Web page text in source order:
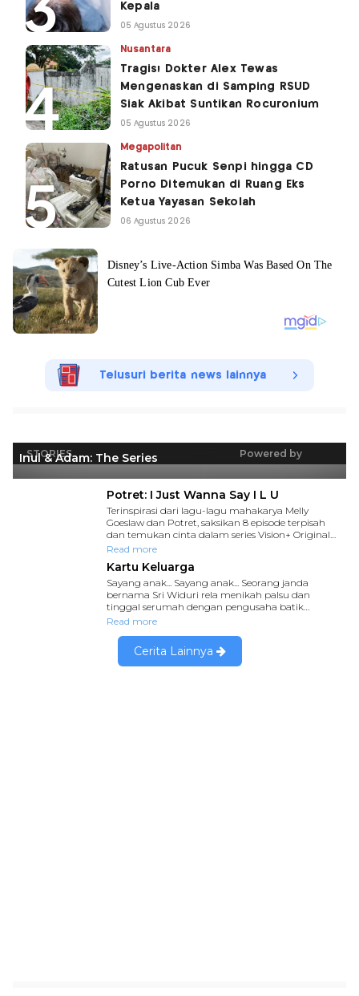
Kepala
05 Agustus 2026
Nusantara
Tragis! Dokter Alex Tewas
Mengenaskan di Samping RSUD
Siak Akibat Suntikan Rocuronium
05 Agustus 2026
Megapolitan
Ratusan Pucuk Senpi hingga CD
Porno Ditemukan di Ruang Eks
Ketua Yayasan Sekolah
06 Agustus 2026
Telusuri berita news lainnya